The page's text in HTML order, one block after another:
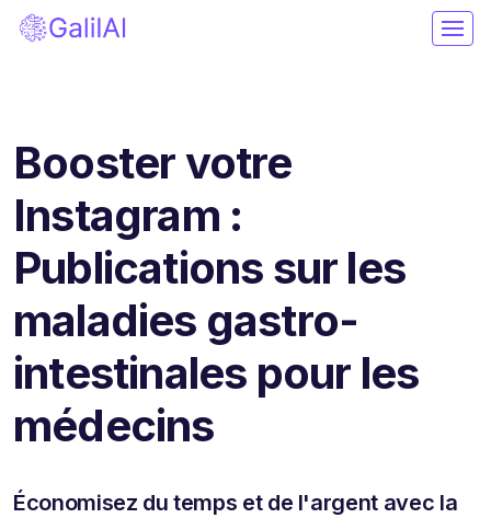
Booster votre
Instagram :
Publications sur les
maladies gastro-
intestinales pour les
médecins
Économisez du temps et de l'argent avec la